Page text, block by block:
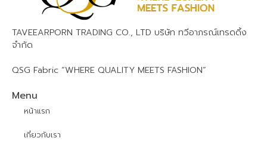
TAVEEARPORN TRADING CO., LTD บริษัท ทวีอาภรณ์เทรดดิ้ง
จำกัด
QSG Fabric “WHERE QUALITY MEETS FASHION”
Menu
หน้าแรก
เกี่ยวกับเรา